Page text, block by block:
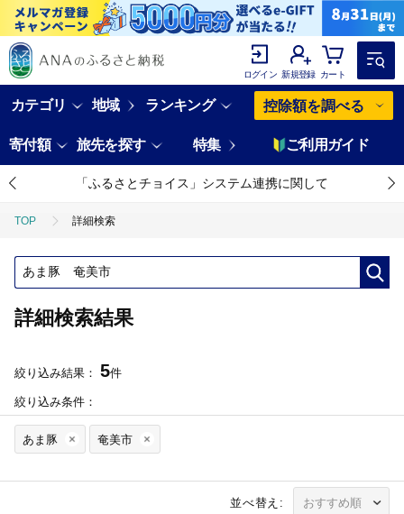
ログイン 新規登録 カート
カテゴリ 地域 ランキング 控除額を調べる
寄付額 旅先を探す 特集 ご利用ガイド
「ふるさとチョイス」システム連携に関して
TOP 詳細検索
詳細検索結果
絞り込み結果： 5件
絞り込み条件：
あま豚 奄美市
並べ替え: